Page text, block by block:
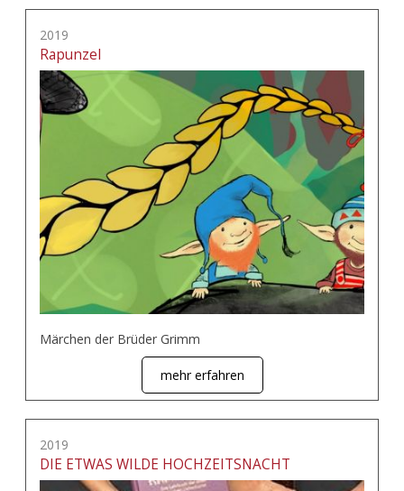
2019
Rapunzel
Märchen der Brüder Grimm
mehr erfahren
2019
DIE ETWAS WILDE HOCHZEITSNACHT